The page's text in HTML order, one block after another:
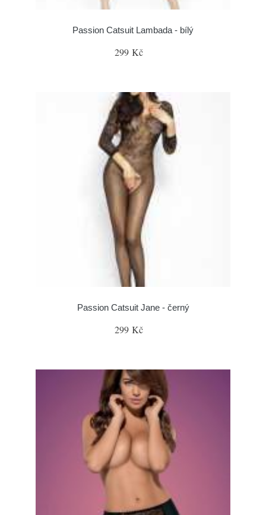
Passion Catsuit Lambada - bílý
299 Kč
Passion Catsuit Jane - černý
299 Kč